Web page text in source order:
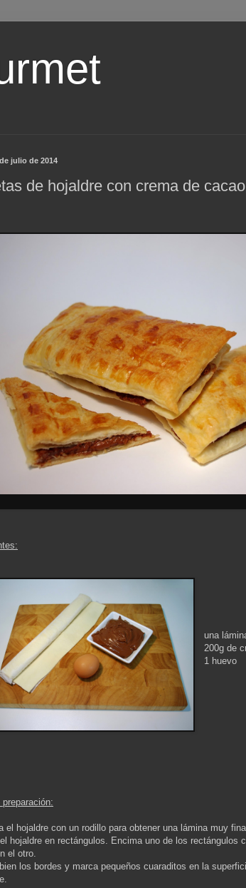
julio de 2014
de hojaldre con crema de cacao
una
200g de
1 huevo
preparación:
el hojaldre con un rodillo para obtener una lámina muy
hojaldre en rectángulos. Encima uno de los rectángulos
el otro.
los bordes y marca pequeños cuaraditos en la